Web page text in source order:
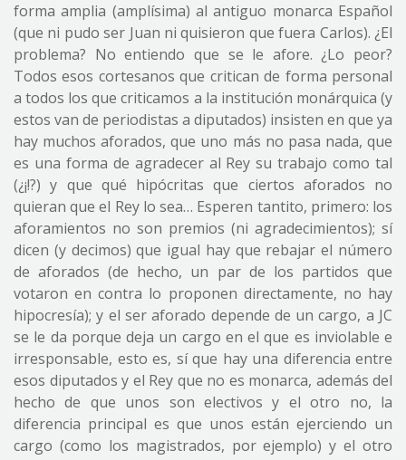
forma amplia (amplísima) al antiguo monarca Español
(que ni pudo ser Juan ni quisieron que fuera Carlos). ¿El
problema? No entiendo que se le afore. ¿Lo peor?
Todos esos cortesanos que critican de forma personal
a todos los que criticamos a la institución monárquica (y
estos van de periodistas a diputados) insisten en que ya
hay muchos aforados, que uno más no pasa nada, que
es una forma de agradecer al Rey su trabajo como tal
(¿¡!?) y que qué hipócritas que ciertos aforados no
quieran que el Rey lo sea… Esperen tantito, primero: los
aforamientos no son premios (ni agradecimientos); sí
dicen (y decimos) que igual hay que rebajar el número
de aforados (de hecho, un par de los partidos que
votaron en contra lo proponen directamente, no hay
hipocresía); y el ser aforado depende de un cargo, a JC
se le da porque deja un cargo en el que es inviolable e
irresponsable, esto es, sí que hay una diferencia entre
esos diputados y el Rey que no es monarca, además del
hecho de que unos son electivos y el otro no, la
diferencia principal es que unos están ejerciendo un
cargo (como los magistrados, por ejemplo) y el otro